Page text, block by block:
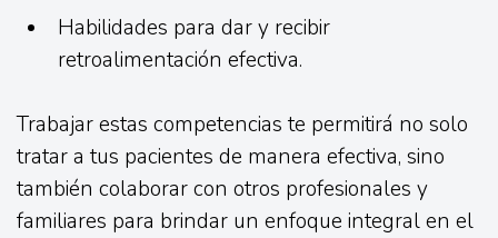
Habilidades para dar y recibir
retroalimentación efectiva.
Trabajar estas competencias te permitirá no solo
tratar a tus pacientes de manera efectiva, sino
también colaborar con otros profesionales y
familiares para brindar un enfoque integral en el